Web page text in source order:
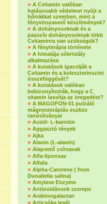
» A Cvitamin valóban
hatásosabb védelmet nyújt a
bőrrákkal szemben, mint a
fényvisszaverő készítmények?
» A dohányosoknak és a
passzív dohányosoknak több
Cvitaminra van szükségük?
» A fényterápia története
» A himalája sókristály
alkalmazása
» A kutatások igazolják a
Cvitamin és a koleszterinszint
összefüggését?
» A kutatások valóban
bebizonyították, hogy a C
vitamin lassítja az öregedést?
» A MAGOFON-01 pulzáló
mágnesterápiás eszköz
tanúsítványai
» Acetil- L-karnitin
» Aggasztó tények
» Ajka
» Alanin (L-alanin)
» Alapvető zsírsavak
» Alfa-liponsav
» Alfafa
» Alpha-Carotene ( from
Dunaliella salina)
» Amylase Enzyme
» Antioxidánsok szerepe
» Arabinogalactan
» Articsóka levél